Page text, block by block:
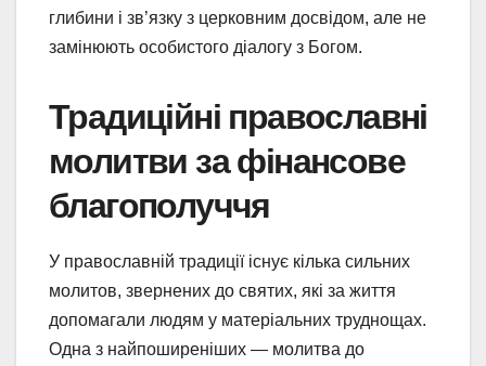
глибини і зв’язку з церковним досвідом, але не
замінюють особистого діалогу з Богом.
Традиційні православні
молитви за фінансове
благополуччя
У православній традиції існує кілька сильних
молитов, звернених до святих, які за життя
допомагали людям у матеріальних труднощах.
Одна з найпоширеніших — молитва до